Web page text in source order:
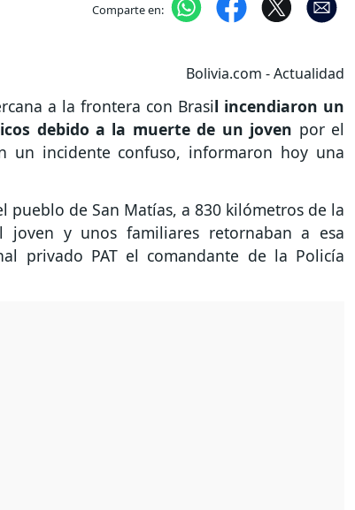
Comparte en:
Bolivia.com - Actualidad
a la frontera con Brasil incendiaron un
debido a la muerte de un joven por el
un incidente confuso, informaron hoy una
pueblo de San Matías, a 830 kilómetros de la
joven y unos familiares retornaban a esa
privado PAT el comandante de la Policía